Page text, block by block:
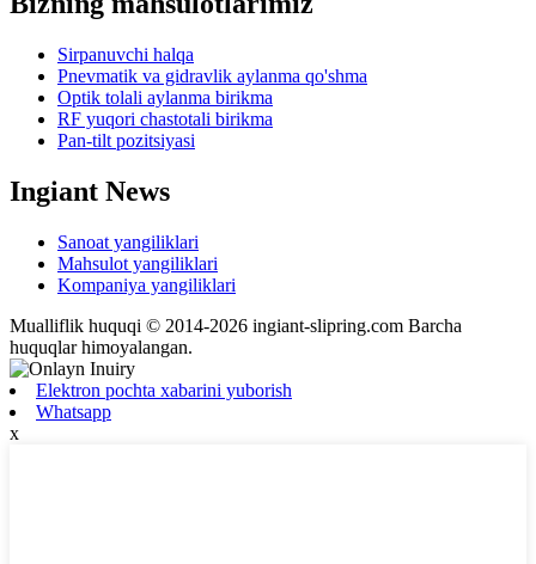
Sirpanuvchi halqa
Pnevmatik va gidravlik aylanma qo'shma
Optik tolali aylanma birikma
RF yuqori chastotali birikma
Pan-tilt pozitsiyasi
Ingiant News
Sanoat yangiliklari
Mahsulot yangiliklari
Kompaniya yangiliklari
Mualliflik huquqi © 2014-2026 ingiant-slipring.com Barcha
huquqlar himoyalangan.
Elektron pochta xabarini yuborish
Whatsapp
x